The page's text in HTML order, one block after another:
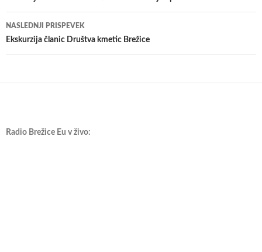
prispevkih
NASLEDNJI PRISPEVEK
Ekskurzija članic Društva kmetic Brežice
Radio Brežice Eu v živo: